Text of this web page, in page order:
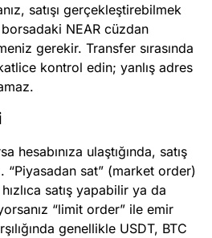
satışı gerçekleştirebilmek
NEAR cüzdan
gerekir. Transfer sırasında
kontrol edin; yanlış adres
hesabınıza ulaştığında, satış
“Piyasadan sat” (market order)
satış yapabilir ya da
“limit order” ile emir
genellikle USDT, BTC